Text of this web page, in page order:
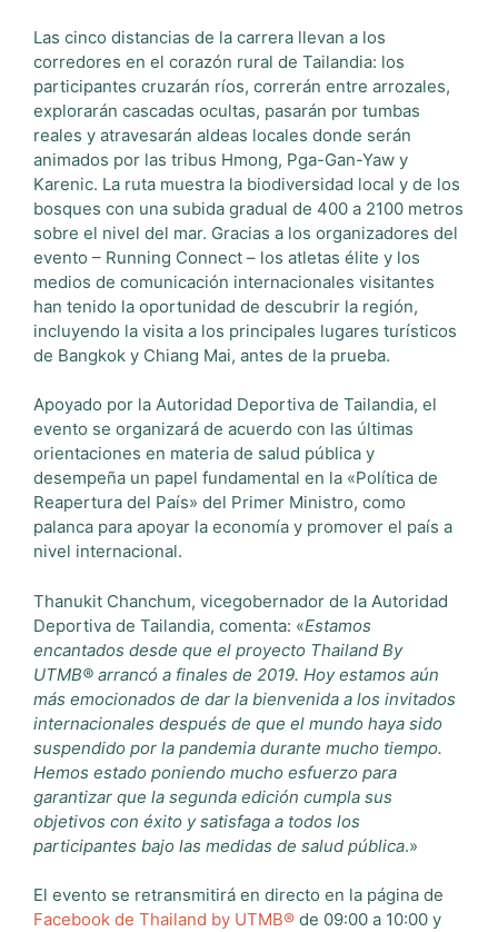
Las cinco distancias de la carrera llevan a los
corredores en el corazón rural de Tailandia: los
participantes cruzarán ríos, correrán entre arrozales,
explorarán cascadas ocultas, pasarán por tumbas
reales y atravesarán aldeas locales donde serán
animados por las tribus Hmong, Pga-Gan-Yaw y
Karenic. La ruta muestra la biodiversidad local y de los
bosques con una subida gradual de 400 a 2100 metros
sobre el nivel del mar. Gracias a los organizadores del
evento – Running Connect – los atletas élite y los
medios de comunicación internacionales visitantes
han tenido la oportunidad de descubrir la región,
incluyendo la visita a los principales lugares turísticos
de Bangkok y Chiang Mai, antes de la prueba.
Apoyado por la Autoridad Deportiva de Tailandia, el
evento se organizará de acuerdo con las últimas
orientaciones en materia de salud pública y
desempeña un papel fundamental en la «Política de
Reapertura del País» del Primer Ministro, como
palanca para apoyar la economía y promover el país a
nivel internacional.
Thanukit Chanchum, vicegobernador de la Autoridad
Deportiva de Tailandia, comenta: «Estamos
encantados desde que el proyecto Thailand By
UTMB® arrancó a finales de 2019. Hoy estamos aún
más emocionados de dar la bienvenida a los invitados
internacionales después de que el mundo haya sido
suspendido por la pandemia durante mucho tiempo.
Hemos estado poniendo mucho esfuerzo para
garantizar que la segunda edición cumpla sus
objetivos con éxito y satisfaga a todos los
participantes bajo las medidas de salud pública.»
El evento se retransmitirá en directo en la página de
Facebook de Thailand by UTMB® de 09:00 a 10:00 y